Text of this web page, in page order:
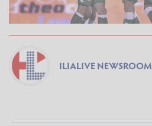
ILIALIVE NEWSROOM